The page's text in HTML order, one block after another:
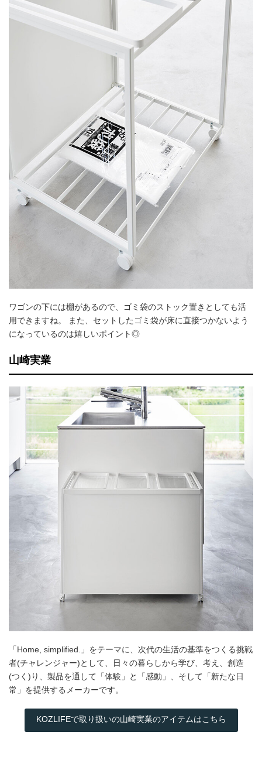
ワゴンの下には棚があるので、ゴミ袋のストック置きとしても活
用できますね。 また、セットしたゴミ袋が床に直接つかないよう
になっているのは嬉しいポイント◎
山崎実業
「Home, simplified.」をテーマに、次代の生活の基準をつくる挑戦
者(チャレンジャー)として、日々の暮らしから学び、考え、創造
(つく)り、製品を通して「体験」と「感動」、そして「新たな日
常」を提供するメーカーです。
KOZLIFEで取り扱いの山崎実業のアイテムはこちら